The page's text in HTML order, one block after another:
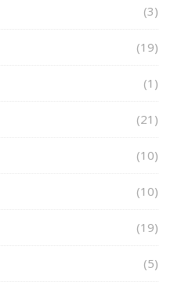
(3)
(19)
(1)
(21)
(10)
(10)
(19)
(5)